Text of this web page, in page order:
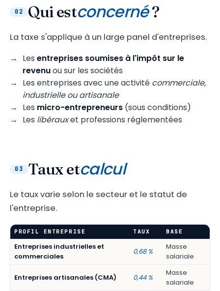
02 Qui estconcerné?
La taxe s'applique à un large panel d'entreprises.
Les entreprises soumises à l'impôt sur le
revenuou sur les sociétés
Les entreprises avec une activité commerciale,
industrielle ou artisanale
Les micro-entrepreneurs (sous conditions)
Les libérauxet professions réglementées
03 Taux etcalcul
Le taux varie selon le secteur et le statut de
l'entreprise.
PROFIL ENTREPRISE TAUX BASE
Entreprises industrielles et
commerciales
0,68 %
Masse
salariale
Entreprises artisanales (CMA) 0,44 %
Masse
salariale